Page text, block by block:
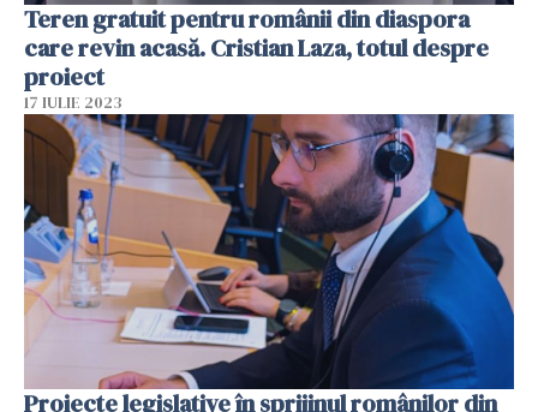
Teren gratuit pentru românii din diaspora
care revin acasă. Cristian Laza, totul despre
proiect
17 IULIE 2023
Proiecte legislative în sprijinul românilor din